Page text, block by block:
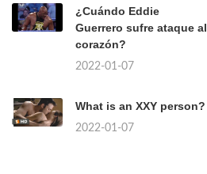
¿Cuándo Eddie
Guerrero sufre ataque al
corazón?
2022-01-07
What is an XXY person?
2022-01-07